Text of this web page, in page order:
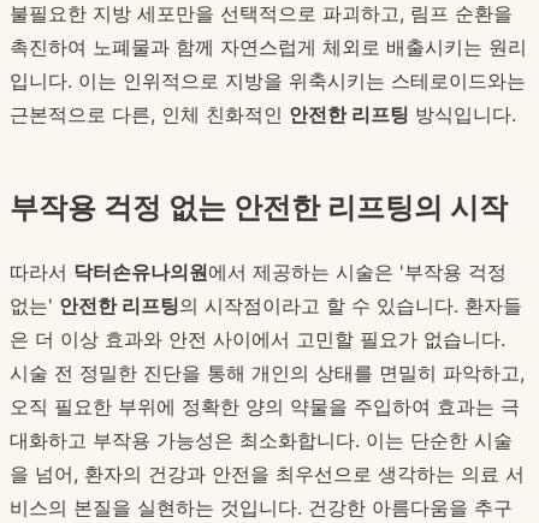
불필요한 지방 세포만을 선택적으로 파괴하고, 림프 순환을
촉진하여 노폐물과 함께 자연스럽게 체외로 배출시키는 원리
입니다. 이는 인위적으로 지방을 위축시키는 스테로이드와는
근본적으로 다른, 인체 친화적인 안전한 리프팅 방식입니다.
부작용 걱정 없는 안전한 리프팅의 시작
따라서 닥터손유나의원에서 제공하는 시술은 '부작용 걱정
없는' 안전한 리프팅의 시작점이라고 할 수 있습니다. 환자들
은 더 이상 효과와 안전 사이에서 고민할 필요가 없습니다.
시술 전 정밀한 진단을 통해 개인의 상태를 면밀히 파악하고,
오직 필요한 부위에 정확한 양의 약물을 주입하여 효과는 극
대화하고 부작용 가능성은 최소화합니다. 이는 단순한 시술
을 넘어, 환자의 건강과 안전을 최우선으로 생각하는 의료 서
비스의 본질을 실현하는 것입니다. 건강한 아름다움을 추구